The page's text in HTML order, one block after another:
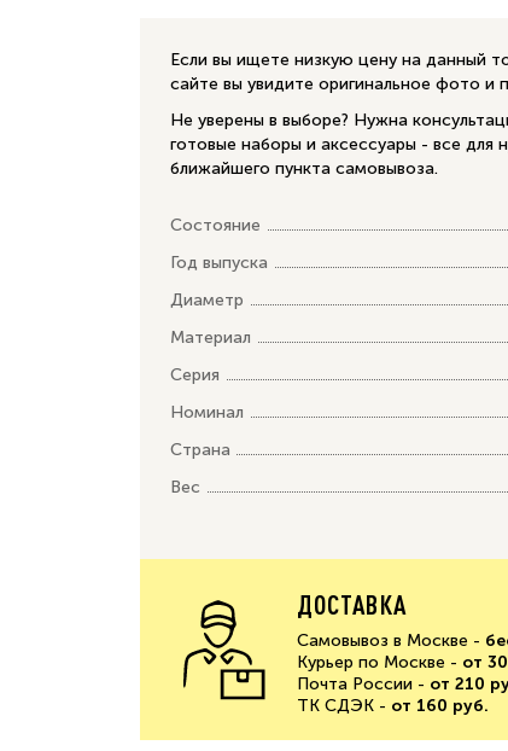
Если вы ищете низкую цену на данный
сайте вы увидите оригинальное фото и
Не уверены в выборе? Нужна
готовые наборы и аксессуары - все для
ближайшего пункта самовывоза.
Состояние
Год выпуска
Диаметр
Материал
Серия
Номинал
Страна
Вес
ДОСТАВКА
Самовывоз в Москве -
Курьер по Москве - от
Почта России - от 210
ТК СДЭК - от 160 руб.